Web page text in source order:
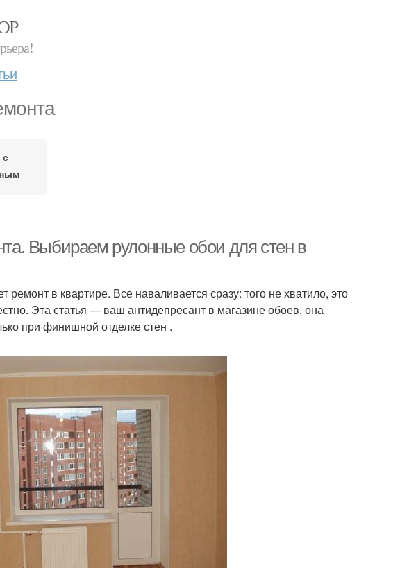
Выбираем рулонные обои для стен в
в квартире. Все наваливается сразу: того не хватило, это
Эта статья — ваш антидепресант в магазине обоев, она
при финишной отделке стен .